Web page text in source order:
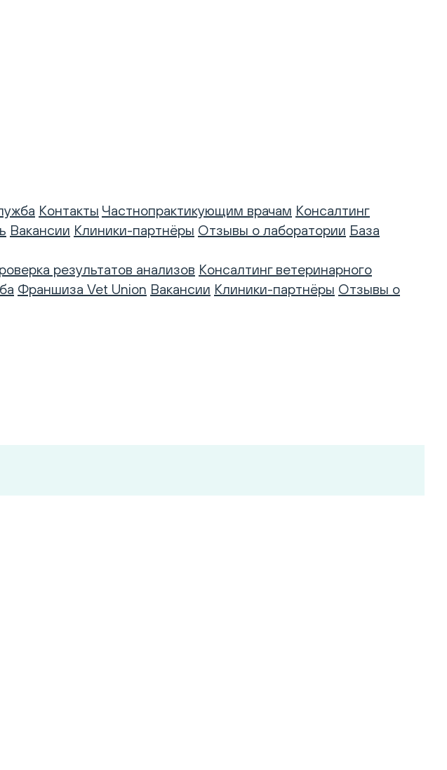
Контакты Частнопрактикующим врачам Консалтинг
Вакансии Клиники-партнёры Отзывы о лаборатории База
результатов анализов Консалтинг ветеринарного
Франшиза Vet Union Вакансии Клиники-партнёры Отзывы о